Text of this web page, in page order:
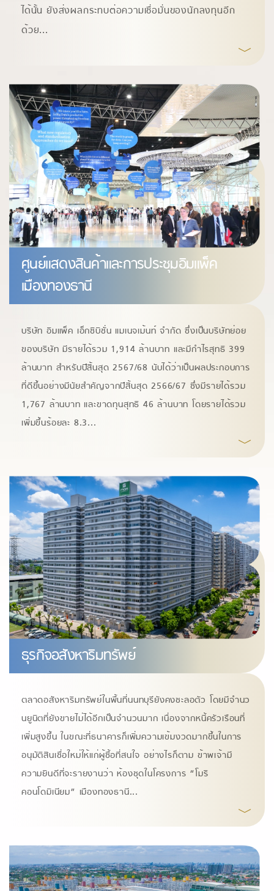
ได้นั้น ยังส่งผลกระทบต่อความเชื่อมั่นของนักลงทุนอีก
ด้วย...
﹀
ศูนย์แสดงสินค้าและการประชุมอิมแพ็ค
เมืองทองธานี
บริษัท อิมแพ็ค เอ็กซิบิชั่น แมเนจเม้นท์ จํากัด ซึ่งเป็นบริษัทย่อย
ของบริษัท มีรายได้รวม 1,914 ล้านบาท และมีกําไรสุทธิ 399
ล้านบาท สําหรับปีสิ้นสุด 2567/68 นับได้ว่าเป็นผลประกอบการ
ที่ดีขึ้นอย่างมีนัยสําคัญจากปีสิ้นสุด 2566/67 ซึ่งมีรายได้รวม
1,767 ล้านบาท และขาดทุนสุทธิ 46 ล้านบาท โดยรายได้รวม
เพิ่มขึ้นร้อยละ 8.3...
﹀
ธุรกิจอสังหาริมทรัพย์
ตลาดอสังหาริมทรัพย์ในพื้นที่นนทบุรียังคงชะลอตัว โดยมีจํานว
นยูนิตที่ยังขายไม่ได้อีกเป็นจํานวนมาก เนื่องจากหนี้ครัวเรือนที่
เพิ่มสูงขึ้น ในขณะที่ธนาคารก็เพิ่มความเข้มงวดมากขึ้นในการ
อนุมัติสินเชื่อใหม่ให้แก่ผู้ซื้อที่สนใจ อย่างไรก็ตาม ข้าพเจ้ามี
ความยินดีที่จะรายงานว่า ห้องชุดในโครงการ “โมริ
คอนโดมิเนียม” เมืองทองธานี...
﹀